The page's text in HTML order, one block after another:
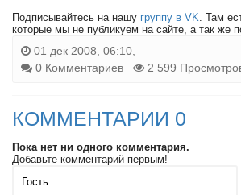
Подписывайтесь на нашу группу в VK. Там
которые мы не публикуем на сайте, а так же
01 дек 2008, 06:10,
0 Комментариев
2 599
КОММЕНТАРИИ 0
Пока нет ни одного комментария.
Добавьте комментарий первым!